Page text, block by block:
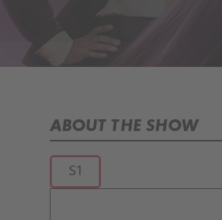
ABOUT THE SHOW
S1